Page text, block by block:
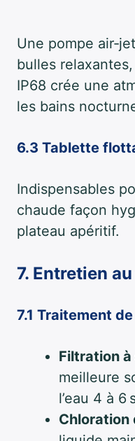
Une pompe
bulles
IP68 crée une
les bains
6.3 Tablette
Indispensables
chaude façon
plateau apéritif.
7. Entretien
7.1 Traitement de
Filtration
meilleure
l’eau 4 à 6
Chloration